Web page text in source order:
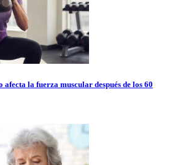
afecta la fuerza muscular después de los 60